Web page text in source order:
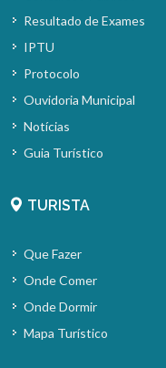
Resultado de Exames
IPTU
Protocolo
Ouvidoria Municipal
Notícias
Guia Turístico
TURISTA
Que Fazer
Onde Comer
Onde Dormir
Mapa Turístico